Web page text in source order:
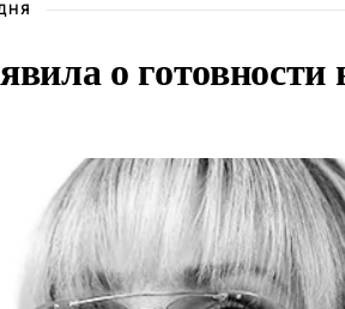
о готовности